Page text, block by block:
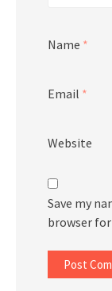
Name *
Email *
Website
Save my
browser